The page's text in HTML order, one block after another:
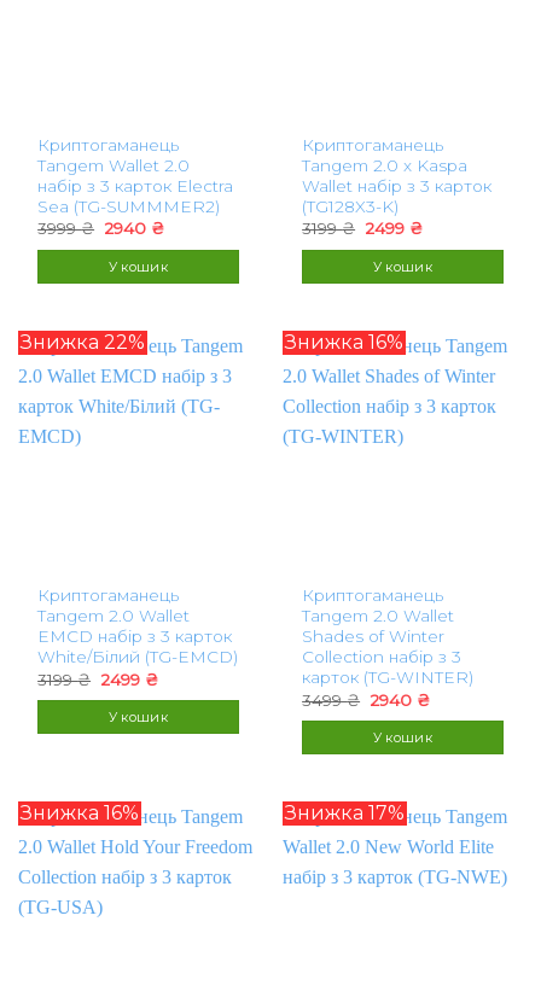
Криптогаманець
Tangem Wallet 2.0
набір з 3 карток Electra
Sea (TG-SUMMMER2)
3999₴ Оригінальна
3999 ₴.
2940 ₴Поточна
У кошик
Криптогаманець
Tangem 2.0 x Kaspa
Wallet набір з 3 карток
(TG128X3-K)
3199₴ Оригінальна
3199 ₴.
2499 ₴Поточна
У кошик
Знижка 22%
Криптогаманець
Tangem 2.0 Wallet
EMCD набір з 3 карток
White/Білий (TG-EMCD)
3199₴ Оригінальна
3199 ₴.
2499 ₴Поточна
У кошик
Знижка 16%
Криптогаманець
Tangem 2.0 Wallet
Shades of Winter
Collection набір з 3
карток (TG-WINTER)
3499₴ Оригінальна
3499 ₴.
2940 ₴Поточна
У кошик
Знижка 16% Знижка 17%